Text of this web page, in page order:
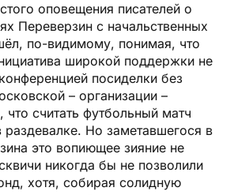
оповещения писателей о
Переверзин с начальственных
по-видимому, понимая, что
широкой поддержки не
посиделки без
– организации –
считать футбольный матч
Но заметавшегося в
это вопиющее зияние не
никогда бы не позволили
хотя, собирая солидную